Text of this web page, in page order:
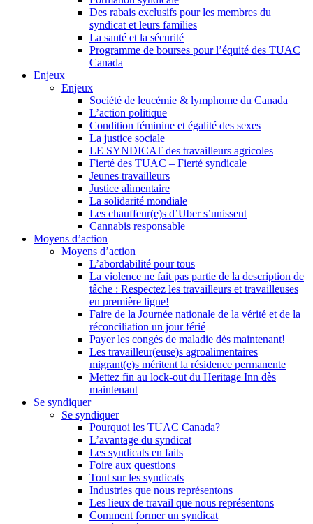
Des rabais exclusifs pour les membres du
syndicat et leurs families
La santé et la sécurité
Programme de bourses pour l’équité des TUAC
Canada
Enjeux
Enjeux
Société de leucémie & lymphome du Canada
L’action politique
Condition féminine et égalité des sexes
La justice sociale
LE SYNDICAT des travailleurs agricoles
Fierté des TUAC – Fierté syndicale
Jeunes travailleurs
Justice alimentaire
La solidarité mondiale
Les chauffeur(e)s d’Uber s’unissent
Cannabis responsable
Moyens d’action
Moyens d’action
L’abordabilité pour tous
La violence ne fait pas partie de la description de
tâche : Respectez les travailleurs et travailleuses
en première ligne!
Faire de la Journée nationale de la vérité et de la
réconciliation un jour férié
Payer les congés de maladie dès maintenant!
Les travailleur(euse)s agroalimentaires
migrant(e)s méritent la résidence permanente
Mettez fin au lock-out du Heritage Inn dès
maintenant
Se syndiquer
Se syndiquer
Pourquoi les TUAC Canada?
L’avantage du syndicat
Les syndicats en faits
Foire aux questions
Tout sur les syndicats
Industries que nous représentons
Les lieux de travail que nous représentons
Comment former un syndicat